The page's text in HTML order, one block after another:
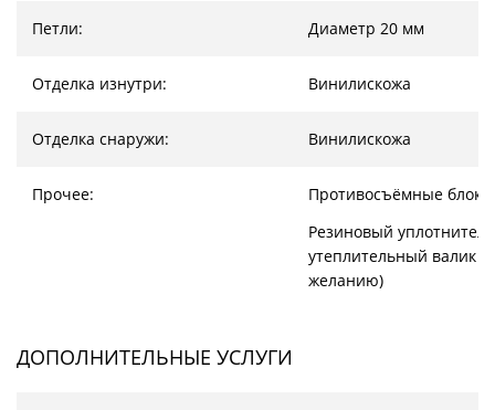
Петли: Диаметр 20 мм
Отделка изнутри: Винилискожа
Отделка снаружи: Винилискожа
Прочее:
Противосъёмные
Резиновый
утеплительный валик
желанию)
ДОПОЛНИТЕЛЬНЫЕ УСЛУГИ